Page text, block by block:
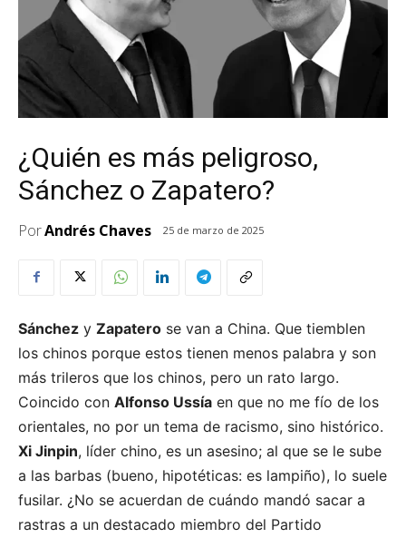
¿Quién es más peligroso,
Sánchez o Zapatero?
PorAndrés Chaves 25 de marzo de 2025
Sánchez y Zapatero se van a China. Que tiemblen
los chinos porque estos tienen menos palabra y son
más trileros que los chinos, pero un rato largo.
Coincido con Alfonso Ussía en que no me fío de los
orientales, no por un tema de racismo, sino histórico.
Xi Jinpin, líder chino, es un asesino; al que se le sube
a las barbas (bueno, hipotéticas: es lampiño), lo suele
fusilar. ¿No se acuerdan de cuándo mandó sacar a
rastras a un destacado miembro del Partido